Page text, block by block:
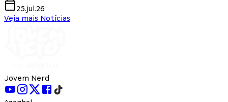
25.jul.26
Veja mais Notícias
Jovem Nerd